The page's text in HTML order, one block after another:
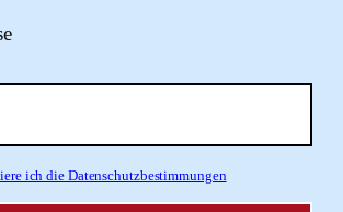
ich die Datenschutzbestimmungen